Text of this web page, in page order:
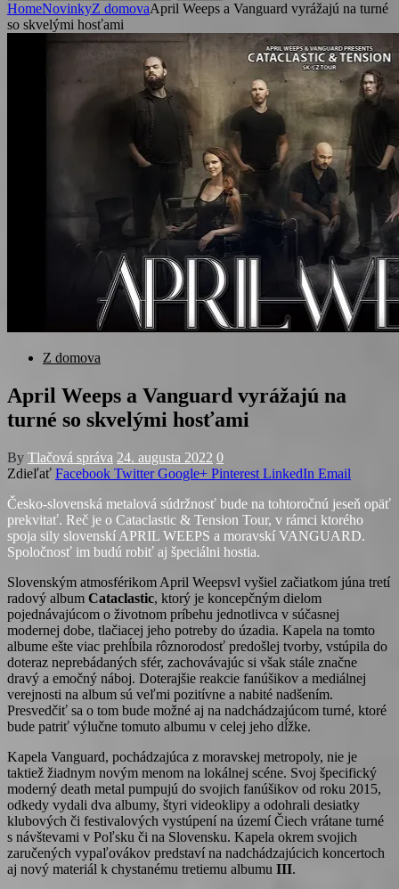
HomeNovinkyZ domovaApril Weeps a Vanguard vyrážajú na turné
so skvelými hosťami
Z domova
April Weeps a Vanguard vyrážajú na
turné so skvelými hosťami
By Tlačová správa 24. augusta 2022 0
Zdieľať Facebook Twitter Google+ Pinterest LinkedIn Email
Česko-slovenská metalová súdržnosť bude na tohtoročnú jeseň opäť
prekvitať. Reč je o Cataclastic & Tension Tour, v rámci ktorého
spoja sily slovenskí APRIL WEEPS a moravskí VANGUARD.
Spoločnosť im budú robiť aj špeciálni hostia.
Slovenským atmosférikom April Weepsvl vyšiel začiatkom júna tretí
radový album Cataclastic, ktorý je koncepčným dielom
pojednávajúcom o životnom príbehu jednotlivca v súčasnej
modernej dobe, tlačiacej jeho potreby do úzadia. Kapela na tomto
albume ešte viac prehĺbila rôznorodosť predošlej tvorby, vstúpila do
doteraz neprebádaných sfér, zachovávajúc si však stále značne
dravý a emočný náboj. Doterajšie reakcie fanúšikov a mediálnej
verejnosti na album sú veľmi pozitívne a nabité nadšením.
Presvedčiť sa o tom bude možné aj na nadchádzajúcom turné, ktoré
bude patriť výlučne tomuto albumu v celej jeho dĺžke.
Kapela Vanguard, pochádzajúca z moravskej metropoly, nie je
taktiež žiadnym novým menom na lokálnej scéne. Svoj špecifický
moderný death metal pumpujú do svojich fanúšikov od roku 2015,
odkedy vydali dva albumy, štyri videoklipy a odohrali desiatky
klubových či festivalových vystúpení na území Čiech vrátane turné
s návštevami v Poľsku či na Slovensku. Kapela okrem svojich
zaručených vypaľovákov predstaví na nadchádzajúcich koncertoch
aj nový materiál k chystanému tretiemu albumu III.